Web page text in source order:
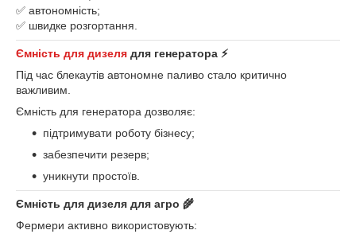
✅ автономність;
✅ швидке розгортання.
Ємність для дизеля для генератора ⚡
Під час блекаутів автономне паливо стало критично
важливим.
Ємність для генератора дозволяє:
підтримувати роботу бізнесу;
забезпечити резерв;
уникнути простоїв.
Ємність для дизеля для агро 🌾
Фермери активно використовують: